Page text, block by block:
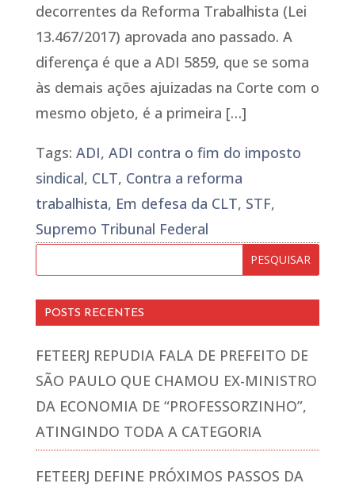
decorrentes da Reforma Trabalhista (Lei
13.467/2017) aprovada ano passado. A
diferença é que a ADI 5859, que se soma
às demais ações ajuizadas na Corte com o
mesmo objeto, é a primeira […]
Tags: ADI, ADI contra o fim do imposto
sindical, CLT, Contra a reforma
trabalhista, Em defesa da CLT, STF,
Supremo Tribunal Federal
POSTS RECENTES
FETEERJ REPUDIA FALA DE PREFEITO DE
SÃO PAULO QUE CHAMOU EX-MINISTRO
DA ECONOMIA DE “PROFESSORZINHO”,
ATINGINDO TODA A CATEGORIA
FETEERJ DEFINE PRÓXIMOS PASSOS DA